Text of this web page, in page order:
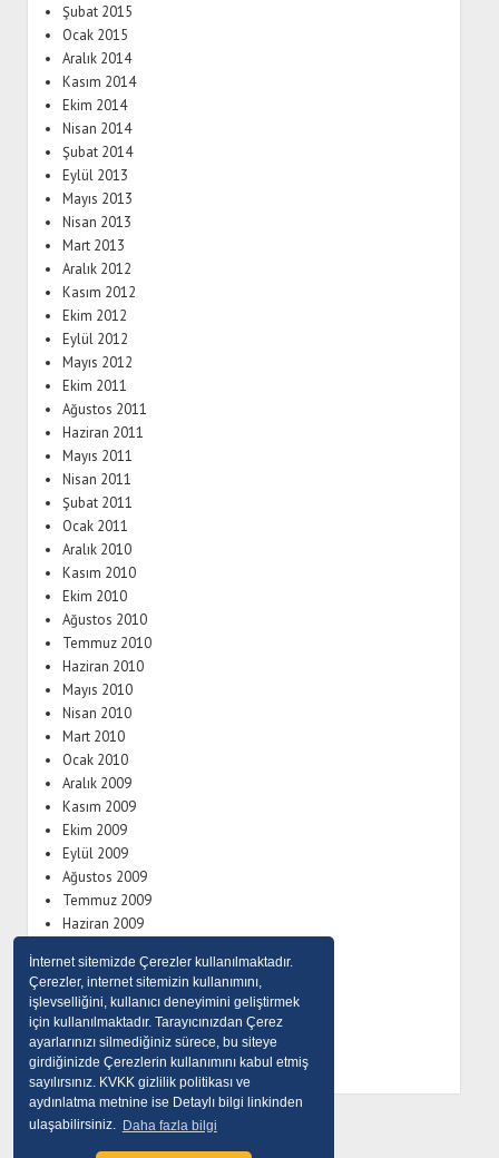
İnternet sitemizde Çerezler kullanılmaktadır.
Çerezler, internet sitemizin kullanımını,
işlevselliğini, kullanıcı deneyimini geliştirmek
için kullanılmaktadır. Tarayıcınızdan Çerez
ayarlarınızı silmediğiniz sürece, bu siteye
girdiğinizde Çerezlerin kullanımını kabul etmiş
sayılırsınız. KVKK gizlilik politikası ve
aydınlatma metnine ise Detaylı bilgi linkinden
ulaşabilirsiniz. Daha fazla bilgi
Şubat 2015
Ocak 2015
Aralık 2014
Kasım 2014
Ekim 2014
Nisan 2014
Şubat 2014
Eylül 2013
Mayıs 2013
Nisan 2013
Mart 2013
Aralık 2012
Kasım 2012
Ekim 2012
Eylül 2012
Mayıs 2012
Ekim 2011
Ağustos 2011
Haziran 2011
Mayıs 2011
Nisan 2011
Şubat 2011
Ocak 2011
Aralık 2010
Kasım 2010
Ekim 2010
Ağustos 2010
Temmuz 2010
Haziran 2010
Mayıs 2010
Nisan 2010
Mart 2010
Ocak 2010
Aralık 2009
Kasım 2009
Ekim 2009
Eylül 2009
Ağustos 2009
Temmuz 2009
Haziran 2009
Eylül 2008
Temmuz 2008
Haziran 2008
Nisan 2008